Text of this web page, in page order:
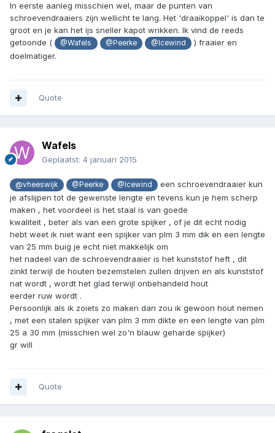
In eerste aanleg misschien wel, maar de punten van
schroevendraaiers zijn wellicht te lang. Het 'draaikoppel' is dan te
groot en je kan het ijs sneller kapot wrikken. Ik vind de reeds
getoonde (
@Wafels @Peerke @Icewind
) fraaier en
doelmatiger.
Quote
Wafels
Geplaatst: 4 januari 2015
@vheeswijk @Peerke @Icewind
een schroevendraaier kun
je afslijpen tot de gewenste lengte en tevens kun je hem scherp
maken , het voordeel is het staal is van goede
kwaliteit , beter als van een grote spijker , of je dit echt nodig
hebt weet ik niet want een spijker van plm 3 mm dik en een lengte
van 25 mm buig je echt niet makkelijk om
het nadeel van de schroevendraaier is het kunststof heft , dit
zinkt terwijl de houten bezemstelen zullen drijven en als kunststof
nat wordt , wordt het glad terwijl onbehandeld hout
eerder ruw wordt .
Persoonlijk als ik zoiets zo maken dan zou ik gewoon hout nemen
, met een stalen spijker van plm 3 mm dikte en een lengte van plm
25 a 30 mm (misschien wel zo'n blauw geharde spijker)
gr will
Quote